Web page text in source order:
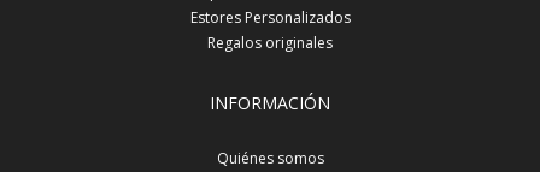
Estores Personalizados
Regalos originales
INFORMACIÓN
Quiénes somos